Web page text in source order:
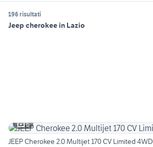
196 risultati
Jeep cherokee in Lazio
6
JEEP Cherokee 2.0 Multijet 170 CV Limited 4WD